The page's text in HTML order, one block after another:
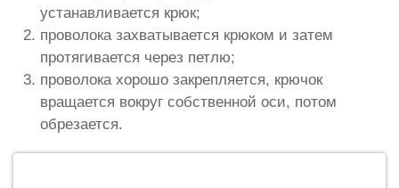
устанавливается крюк;
проволока захватывается крюком и затем
протягивается через петлю;
проволока хорошо закрепляется, крючок
вращается вокруг собственной оси, потом
обрезается.